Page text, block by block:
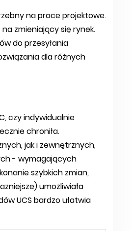
na prace projektowe.
zmieniający się rynek.
do przesyłania
dla różnych
czy indywidualnie
chroniła.
jak i zewnętrznych,
- wymagających
szybkich zmian,
umożliwiała
UCS bardzo ułatwia